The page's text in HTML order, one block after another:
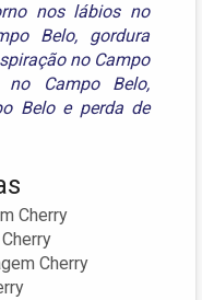
nos lábios no
Belo, gordura
no Campo
no Campo Belo,
Beloe perda de
Cherry
Cherry